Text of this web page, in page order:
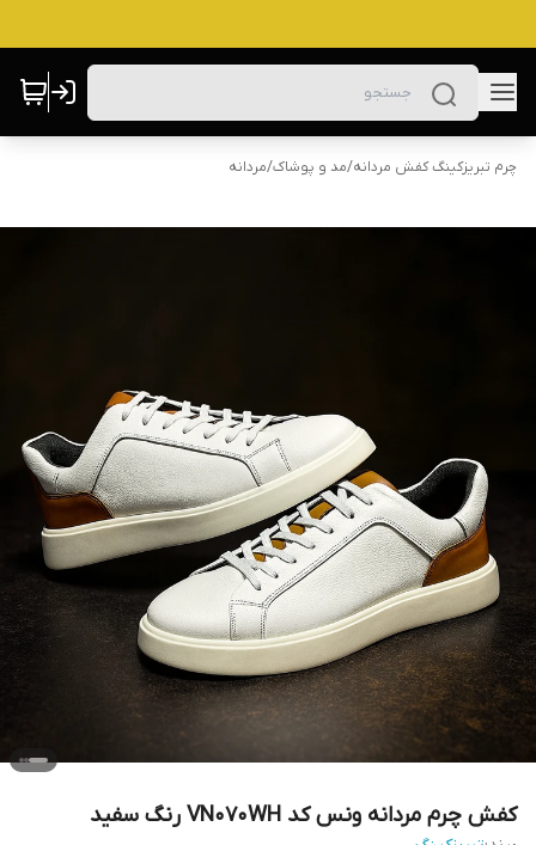
چرم تبریزکینگ کفش مردانه/مد و پوشاک/مردانه
کفش چرم مردانه ونس کد VN070WH رنگ سفید